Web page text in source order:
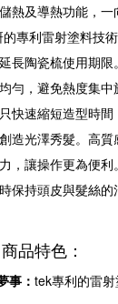
熱及導熱功能，
專利雷射塗料技
長陶瓷梳使用期
勻，避免熱度集
快速縮短造型時
造光澤秀髮。高
，讓操作更為便
保持頭皮與髮絲的
商品特色：
事： tek專利的雷